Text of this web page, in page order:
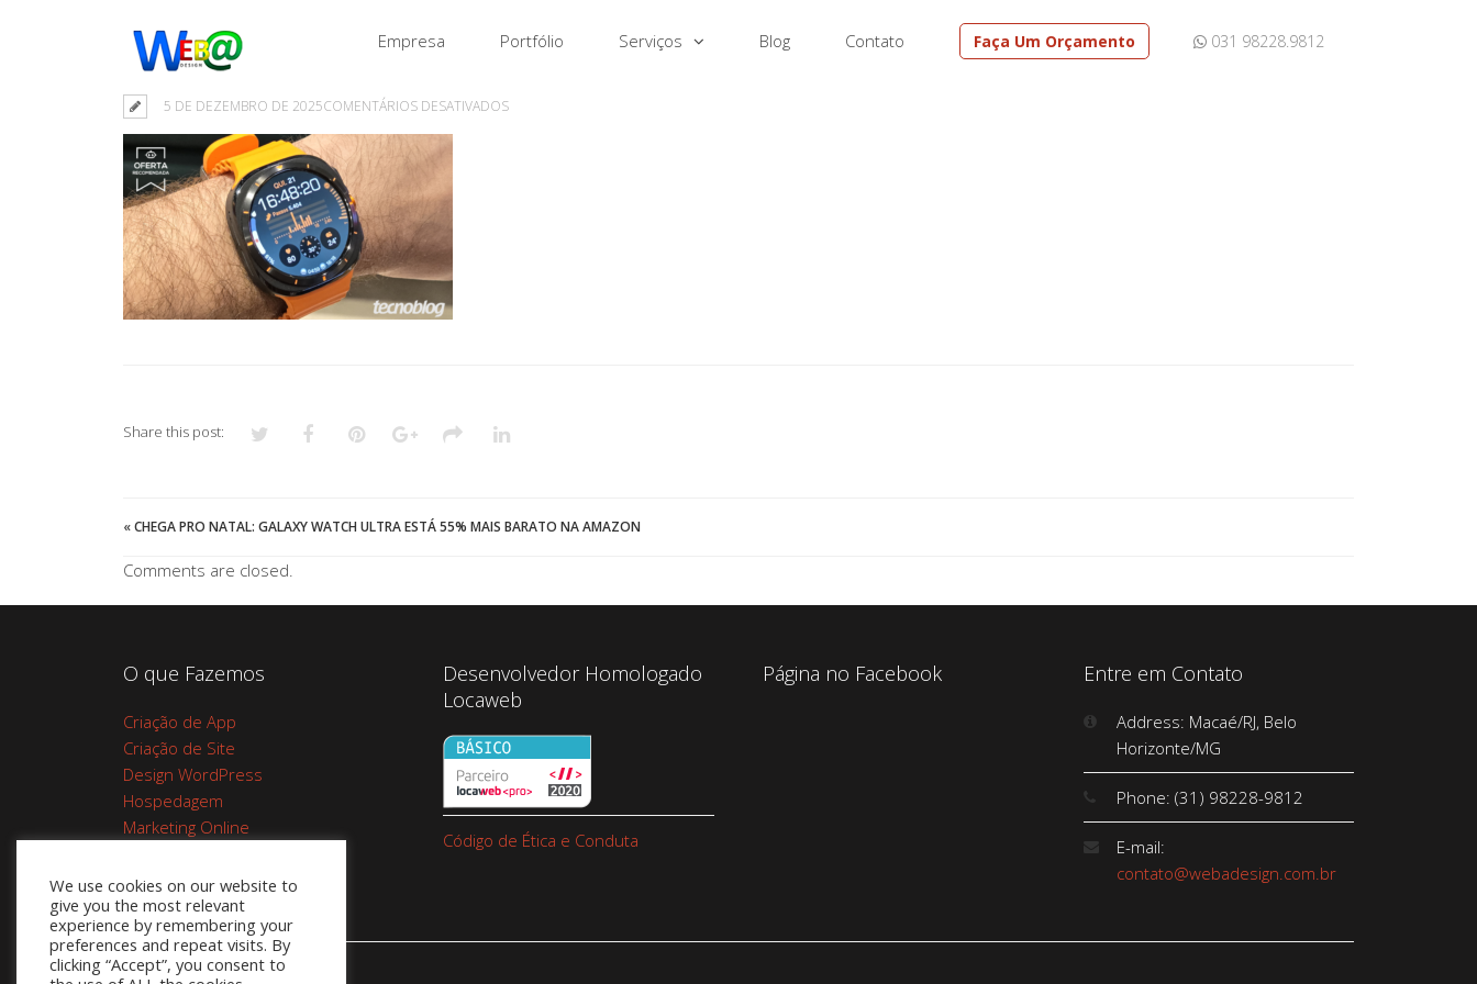
031 98228.9812
Empresa Portfólio Serviços Blog Contato Faça Um Orçamento
5 DE DEZEMBRO DE 2025COMENTÁRIOS DESATIVADOSEM
Share this post:
«CHEGA PRO NATAL: GALAXY WATCH ULTRA ESTÁ 55% MAIS BARATO NA AMAZON
Comments are closed.
O que Fazemos
Criação de App
Criação de Site
Design WordPress
Hospedagem
Marketing Online
Cupom Google Workspace do
Google 10%
Desenvolvedor Homologado
Locaweb
Código de Ética e Conduta
Página no Facebook Entre em Contato
Address: Macaé/RJ, Belo
Horizonte/MG
Phone: (31) 98228-9812
E-mail:
contato@webadesign.com.br
We use cookies on our website to
give you the most relevant
experience by remembering your
preferences and repeat visits. By
clicking “Accept”, you consent to